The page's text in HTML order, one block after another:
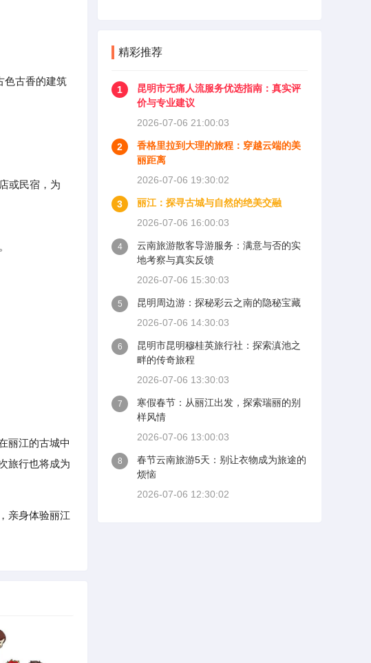
色古香的建筑
或民宿，为
丽江的古城中
旅行也将成为
亲身体验丽江
精彩推荐
1
昆明市无痛人流服务优选指南：真实评
价与专业建议
2026-07-06 21:00:03
2
香格里拉到大理的旅程：穿越云端的美
丽距离
2026-07-06 19:30:02
3
丽江：探寻古城与自然的绝美交融
2026-07-06 16:00:03
4
云南旅游散客导游服务：满意与否的实
地考察与真实反馈
2026-07-06 15:30:03
5
昆明周边游：探秘彩云之南的隐秘宝藏
2026-07-06 14:30:03
6
昆明市昆明穆桂英旅行社：探索滇池之
畔的传奇旅程
2026-07-06 13:30:03
7
寒假春节：从丽江出发，探索瑞丽的别
样风情
2026-07-06 13:00:03
8
春节云南旅游5天：别让衣物成为旅途的
烦恼
2026-07-06 12:30:02